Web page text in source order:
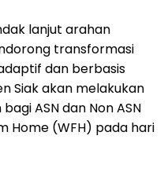
lanjut arahan
transformasi
dan berbasis
Siak akan melakukan
ASN dan Non ASN
Home (WFH) pada hari